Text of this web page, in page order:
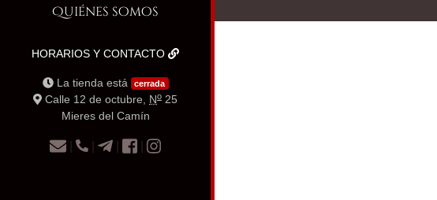
Quiénes somos
HORARIOS Y CONTACTO
La tienda está cerrada
Calle 12 de octubre, No 25
Mieres del Camín
| | |